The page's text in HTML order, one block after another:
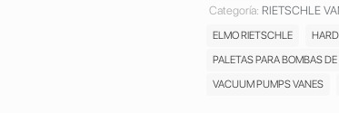
VANES
ASPAS
ALETAS
CARBON
Categoría: RIETSCHLE
ELMO RIETSCHLE
PALETAS PARA BOMBAS DE
VACUUM PUMPS VANES